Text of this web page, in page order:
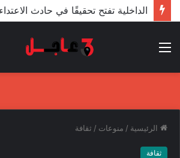
القائمة
الرئيسية / منوعات / ثقافة
ثقافة